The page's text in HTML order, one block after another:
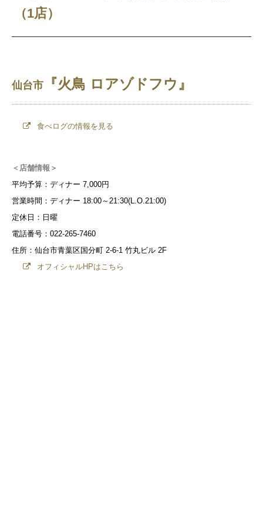
（1店）
仙台市 『火鳥 ロアゾドフウ』
食べログの情報を見る
＜店舗情報＞
平均予算：ディナー 7,000円
営業時間：ディナー 18:00～21:30(L.O.21:00)
定休日：日曜
電話番号：022-265-7460
住所：仙台市青葉区国分町 2-6-1 竹丸ビル 2F
オフィシャルHPはこちら